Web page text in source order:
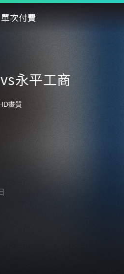
單次付費
永平工商
畫質